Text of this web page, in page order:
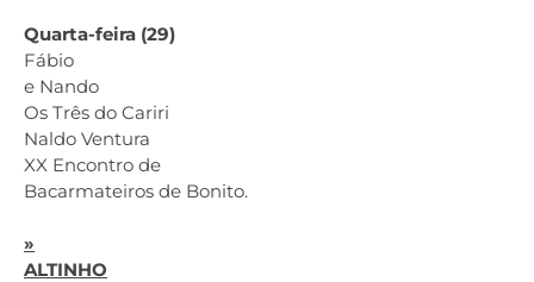
Quarta-feira (29)
Fábio
e Nando
Os Três do Cariri
Naldo Ventura
XX Encontro de
Bacarmateiros de Bonito.
»
ALTINHO